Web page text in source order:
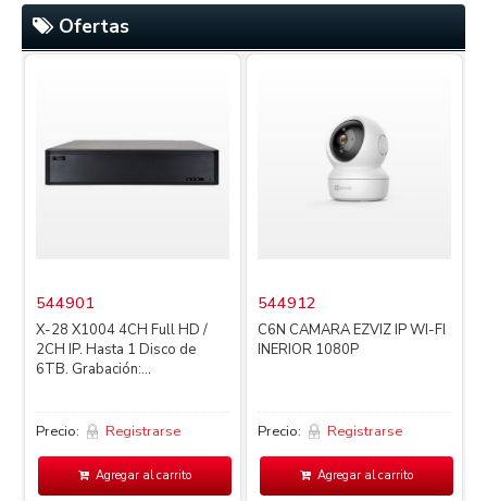
Ofertas
544901
X-28 X1004 4CH Full HD /
2CH IP. Hasta 1 Disco de
6TB. Grabación:...
Precio: Registrarse
Agregar al carrito
544912
C6N CAMARA EZVIZ IP WI-FI
INERIOR 1080P
Precio: Registrarse
Agregar al carrito